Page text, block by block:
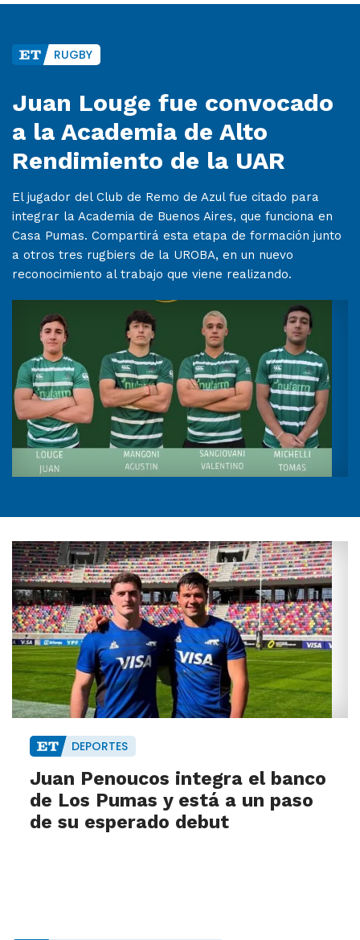
RUGBY
Juan Louge fue convocado
a la Academia de Alto
Rendimiento de la UAR
El jugador del Club de Remo de Azul fue citado para
integrar la Academia de Buenos Aires, que funciona en
Casa Pumas. Compartirá esta etapa de formación junto
a otros tres rugbiers de la UROBA, en un nuevo
reconocimiento al trabajo que viene realizando.
DEPORTES
Juan Penoucos integra el banco
de Los Pumas y está a un paso
de su esperado debut